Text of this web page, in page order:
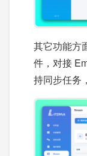
其它功能方
件，对接
持同步任务